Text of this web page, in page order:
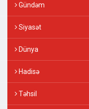
Gündəm
Siyasət
Dünya
Hadisə
Təhsil